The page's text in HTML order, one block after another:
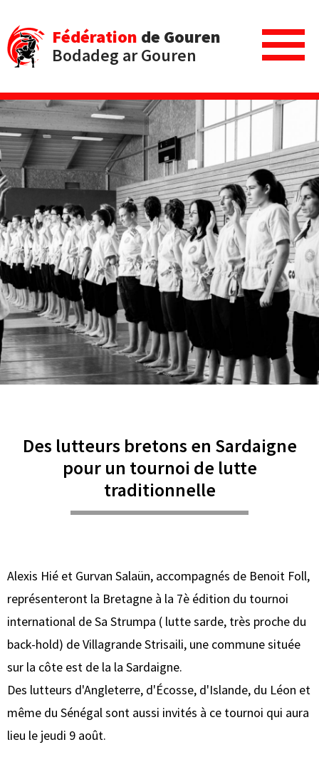
Fédération de Gouren
Bodadeg ar Gouren
Des lutteurs bretons en Sardaigne
pour un tournoi de lutte
traditionnelle
Alexis Hié et Gurvan Salaün, accompagnés de Benoit Foll,
représenteront la Bretagne à la 7è édition du tournoi
international de Sa Strumpa ( lutte sarde, très proche du
back-hold) de Villagrande Strisaili, une commune située
sur la côte est de la la Sardaigne.
Des lutteurs d'Angleterre, d'Écosse, d'Islande, du Léon et
même du Sénégal sont aussi invités à ce tournoi qui aura
lieu le jeudi 9 août.